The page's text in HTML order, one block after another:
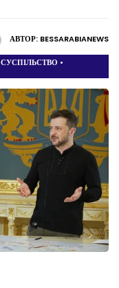
АВТОР: BESSARABIANEWS
СУСПІЛЬСТВО •